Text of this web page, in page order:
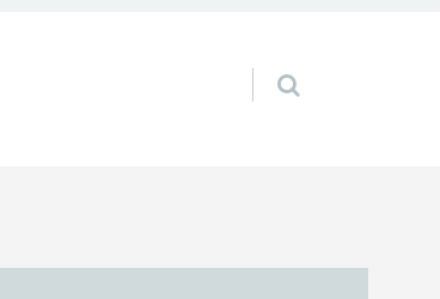
Pular para o conteúdo